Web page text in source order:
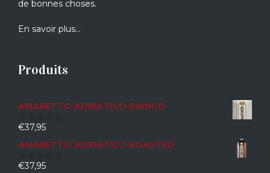
de bonnes choses.
En savoir plus…
Produits
AMARETTO ADRIATICO BIANCO
0
5
€37,95
AMARETTO ADRIATICO ROASTED
0
€37,95